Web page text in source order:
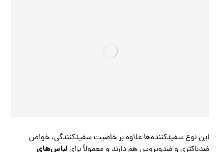
این نوع سفیدکننده‌ها علاوه بر خاصیت سفیدکنندگی، خواص
ضدباکتری و ضدویروس هم دارند و معمولاً برایلباس‌های